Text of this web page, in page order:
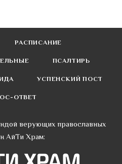
РАСПИСАНИЕ
ПСАЛТИРЬ
УСПЕНСКИЙ ПОСТ
ОТВЕТ
верующих православных
АйТи Храм: